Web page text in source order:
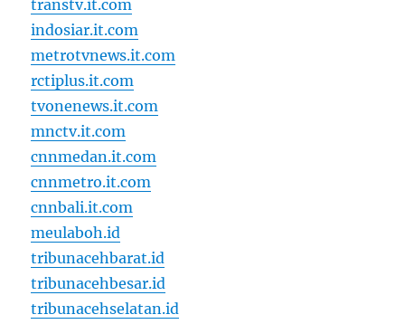
transtv.it.com
indosiar.it.com
metrotvnews.it.com
rctiplus.it.com
tvonenews.it.com
mnctv.it.com
cnnmedan.it.com
cnnmetro.it.com
cnnbali.it.com
meulaboh.id
tribunacehbarat.id
tribunacehbesar.id
tribunacehselatan.id